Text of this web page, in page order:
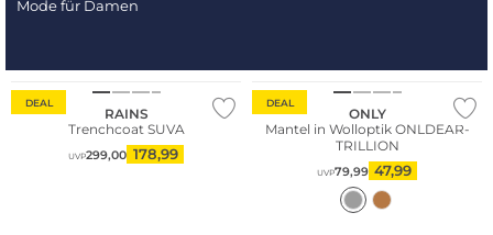
Mode für Damen
DEAL
RAINS
Trenchcoat SUVA
UVP299,00 178,99
DEAL
ONLY
Mantel in Wolloptik ONLDEAR-
TRILLION
UVP79,99 47,99